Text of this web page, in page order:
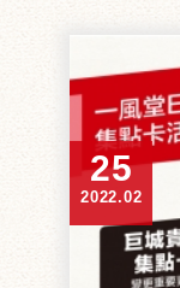
25
2022.02